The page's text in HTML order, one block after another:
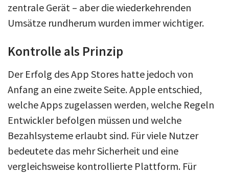
zentrale Gerät – aber die wiederkehrenden
Umsätze rundherum wurden immer wichtiger.
Kontrolle als Prinzip
Der Erfolg des App Stores hatte jedoch von
Anfang an eine zweite Seite. Apple entschied,
welche Apps zugelassen werden, welche Regeln
Entwickler befolgen müssen und welche
Bezahlsysteme erlaubt sind. Für viele Nutzer
bedeutete das mehr Sicherheit und eine
vergleichsweise kontrollierte Plattform. Für